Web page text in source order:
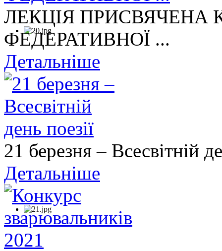
ЛЕКЦІЯ ПРИСВЯЧЕНА
ФЕДЕРАТИВНОЇ ...
Детальніше
21 березня – Всесвітній
Детальніше